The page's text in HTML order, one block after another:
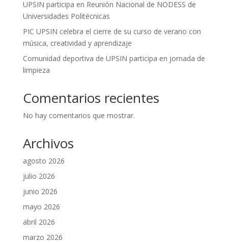
UPSIN participa en Reunión Nacional de NODESS de
Universidades Politécnicas
PIC UPSIN celebra el cierre de su curso de verano con
música, creatividad y aprendizaje
Comunidad deportiva de UPSIN participa en jornada de
limpieza
Comentarios recientes
No hay comentarios que mostrar.
Archivos
agosto 2026
julio 2026
junio 2026
mayo 2026
abril 2026
marzo 2026